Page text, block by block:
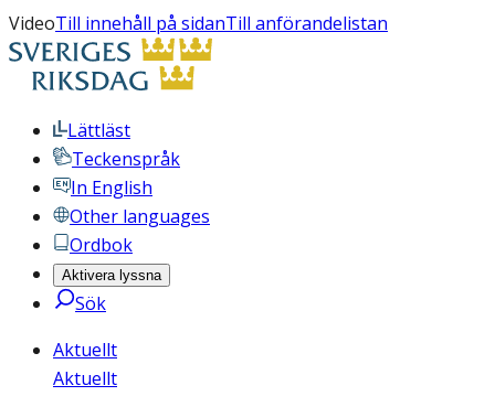
VideoTill innehåll på sidanTill anförandelistan
Lättläst
Teckenspråk
In English
Other languages
Ordbok
Aktivera lyssna
Sök
Aktuellt
Aktuellt